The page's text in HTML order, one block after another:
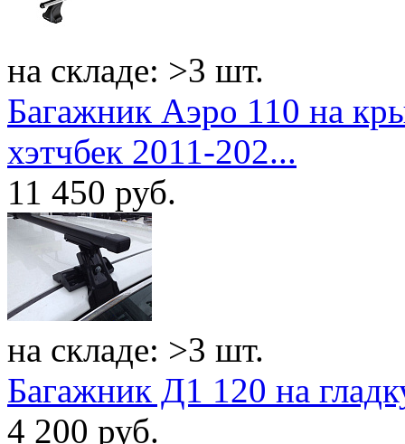
на складе: >3 шт.
Багажник Аэро 110 на
хэтчбек 2011-202...
11 450 руб.
на складе: >3 шт.
Багажник Д1 120 на
4 200 руб.